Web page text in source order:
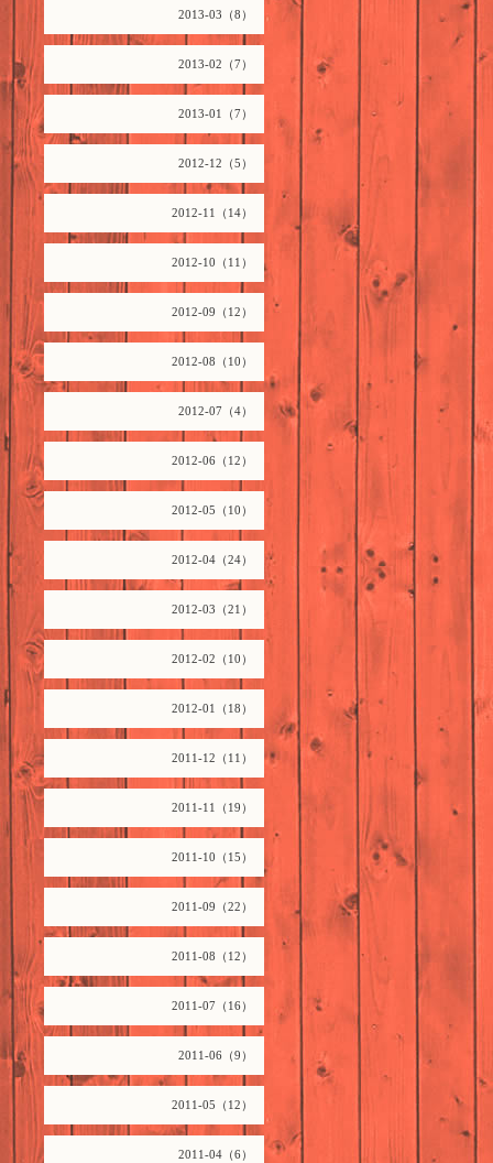
2013-03（8）
2013-02（7）
2013-01（7）
2012-12（5）
2012-11（14）
2012-10（11）
2012-09（12）
2012-08（10）
2012-07（4）
2012-06（12）
2012-05（10）
2012-04（24）
2012-03（21）
2012-02（10）
2012-01（18）
2011-12（11）
2011-11（19）
2011-10（15）
2011-09（22）
2011-08（12）
2011-07（16）
2011-06（9）
2011-05（12）
2011-04（6）